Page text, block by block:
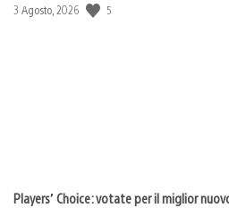
Data
3 Agosto, 2026 5
Players’ Choice: votate per il miglior